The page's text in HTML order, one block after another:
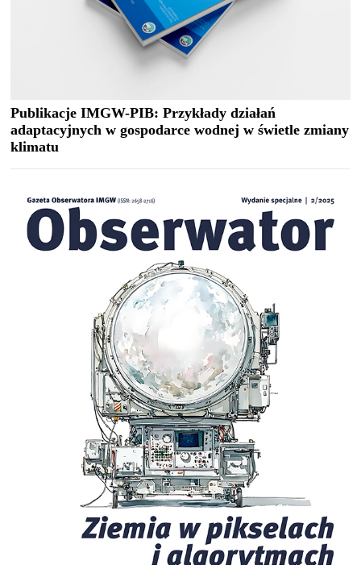
Publikacje IMGW-PIB: Przykłady działań
adaptacyjnych w gospodarce wodnej w świetle zmiany
klimatu